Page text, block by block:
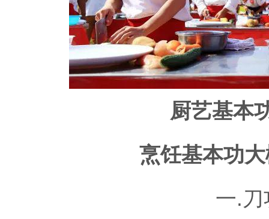
厨艺基本
烹饪基本功
一.刀